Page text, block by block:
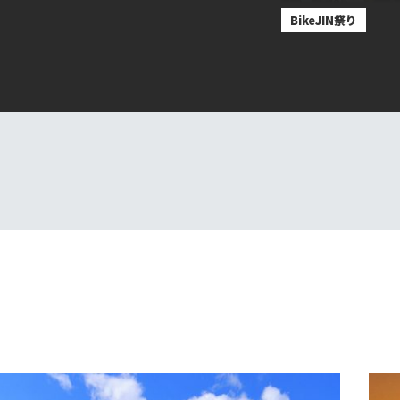
BikeJIN祭り